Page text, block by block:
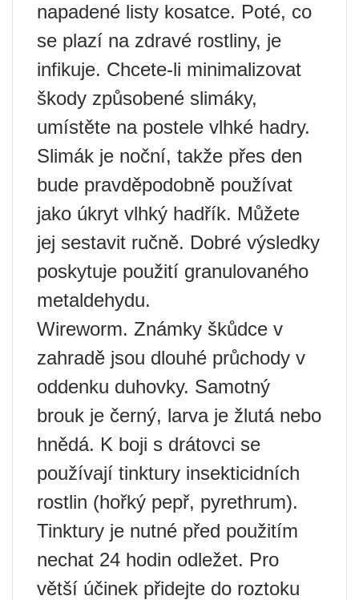
napadené listy kosatce. Poté, co
se plazí na zdravé rostliny, je
infikuje. Chcete-li minimalizovat
škody způsobené slimáky,
umístěte na postele vlhké hadry.
Slimák je noční, takže přes den
bude pravděpodobně používat
jako úkryt vlhký hadřík. Můžete
jej sestavit ručně. Dobré výsledky
poskytuje použití granulovaného
metaldehydu.
Wireworm. Známky škůdce v
zahradě jsou dlouhé průchody v
oddenku duhovky. Samotný
brouk je černý, larva je žlutá nebo
hnědá. K boji s drátovci se
používají tinktury insekticidních
rostlin (hořký pepř, pyrethrum).
Tinktury je nutné před použitím
nechat 24 hodin odležet. Pro
větší účinek přidejte do roztoku